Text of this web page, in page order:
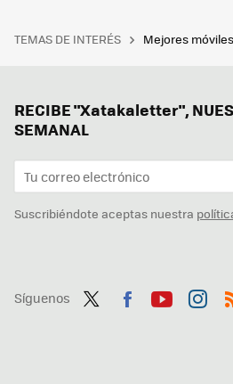
TEMAS DE INTERÉS Mejores móviles
RECIBE "Xatakaletter",
SEMANAL
Suscribiéndote aceptas nuestra
Síguenos